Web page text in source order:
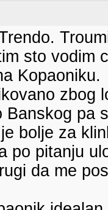
sto vodim
Kopaoniku.
zbog
Banskog pa
bolje za
po pitanju
da me